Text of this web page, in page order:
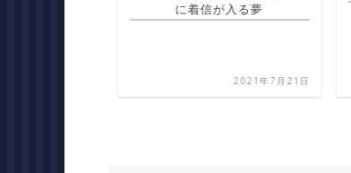
に着信が入る夢
2021年7月21日